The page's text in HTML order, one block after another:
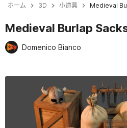
ホーム 3D 小道具 Medieval
Medieval Burlap
Domenico Bianco